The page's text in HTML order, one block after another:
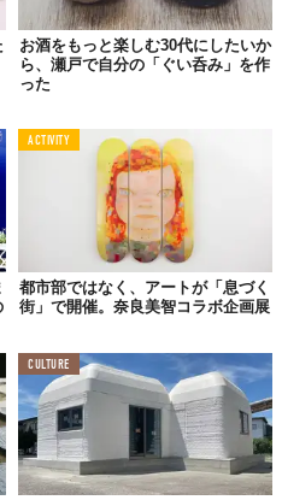
©2018 瀬戸市まるっとミュージアム・観光協会
重要文化財を含む約6000点のコ
専門のミュージアムです。常設
や歴史がわかる展覧会や、製作
ことができます。
お酒をもっと楽しむ30代にしたいか
ら、瀬戸で自分の「ぐい呑み」を作
った
ACTIVITY
都市部ではなく、アートが「息づく
街」で開催。奈良美智コラボ企画展
CULTURE